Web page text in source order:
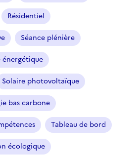
Résidentiel
Séance plénière
énergétique
Solaire photovoltaïque
bas carbone
Tableau de bord
écologique